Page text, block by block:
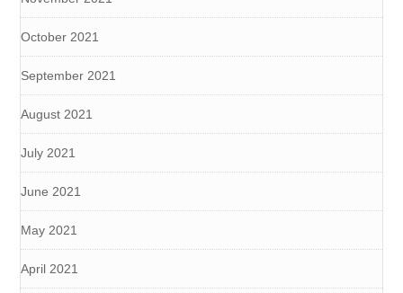
October 2021
September 2021
August 2021
July 2021
June 2021
May 2021
April 2021